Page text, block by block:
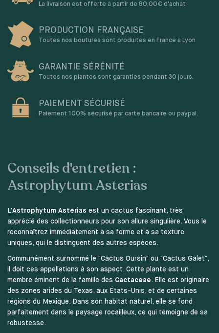
La livraison est offerte à partir de 80,00€ d'achat
PRODUCTION FRANÇAISE
Toutes nos boutures sont produites en France à Lyon
GARANTIE SÉRÉNITÉ
Toutes nos plantes sont garanties pendant 30 jours.
PAIEMENT SÉCURISÉ
Paiement 100% sécurisé par carte bancaire ou paypal.
Conseils d'entretien :
Astrophytum Asterias
L'Astrophytum Asterias est un cactus fascinant, très
apprécié des collectionneurs pour son allure singulière. Vous le
reconnaîtrez immédiatement à sa forme et à sa texture
uniques, qui le distinguent des autres espèces.
Communément surnommé le "Cactus Oursin" ou "Cactus Galet",
il doit ces appellations à son aspect. Cette plante est un
membre éminent de la famille des Cactaceae . Elle est originaire
des zones arides du Texas, aux États-Unis, et de certaines
régions du Mexique. Dans son habitat naturel, elle se fond
parfaitement dans le paysage rocailleux, ce qui témoigne de sa
robustesse.